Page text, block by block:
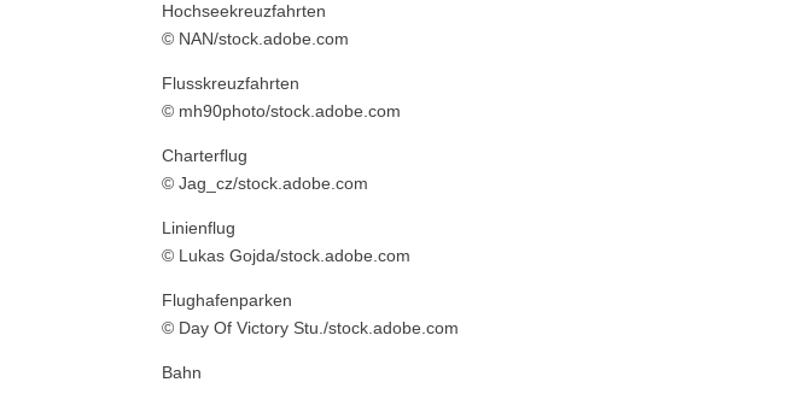
Hochseekreuzfahrten
© NAN/stock.adobe.com
Flusskreuzfahrten
© mh90photo/stock.adobe.com
Charterflug
© Jag_cz/stock.adobe.com
Linienflug
© Lukas Gojda/stock.adobe.com
Flughafenparken
© Day Of Victory Stu./stock.adobe.com
Bahn